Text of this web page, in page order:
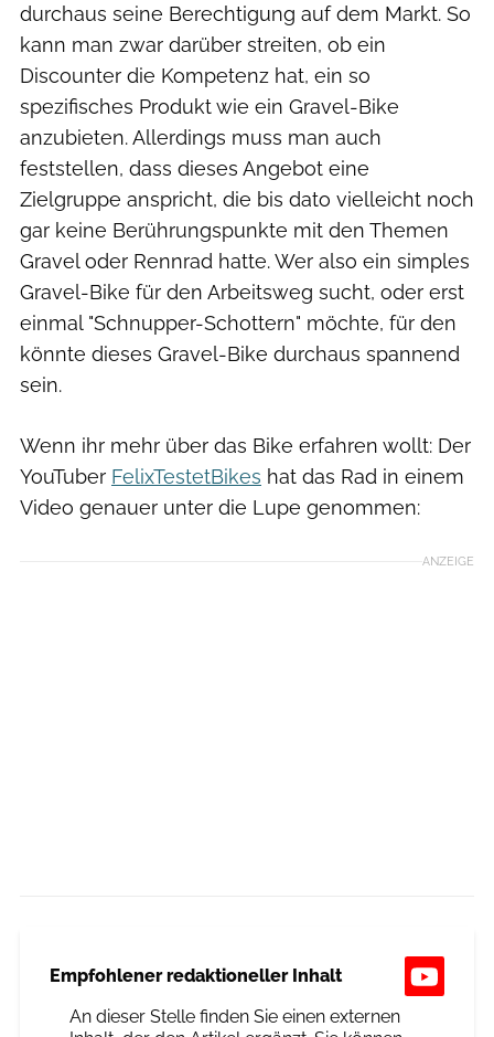
durchaus seine Berechtigung auf dem Markt. So
kann man zwar darüber streiten, ob ein
Discounter die Kompetenz hat, ein so
spezifisches Produkt wie ein Gravel-Bike
anzubieten. Allerdings muss man auch
feststellen, dass dieses Angebot eine
Zielgruppe anspricht, die bis dato vielleicht noch
gar keine Berührungspunkte mit den Themen
Gravel oder Rennrad hatte. Wer also ein simples
Gravel-Bike für den Arbeitsweg sucht, oder erst
einmal "Schnupper-Schottern" möchte, für den
könnte dieses Gravel-Bike durchaus spannend
sein.
Wenn ihr mehr über das Bike erfahren wollt: Der
YouTuber FelixTestetBikes hat das Rad in einem
Video genauer unter die Lupe genommen:
ANZEIGE
Empfohlener redaktioneller Inhalt
An dieser Stelle finden Sie einen externen